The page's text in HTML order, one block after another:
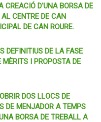
CREACIÓ D'UNA BORSA DE
CENTRE DE CAN
DE CAN ROURE.
DEFINITIUS DE LA FASE
MÈRITS I PROPOSTA DE
DOS LLOCS DE
DE MENJADOR A TEMPS
BORSA DE TREBALL A